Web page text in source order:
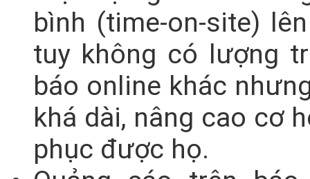
bình (time-on-site)
tuy không có lượng
báo online khác
khá dài, nâng cao cơ
phục được họ.